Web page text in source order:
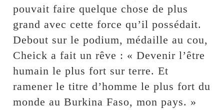
pouvait faire quelque chose de plus
grand avec cette force qu’il possédait.
Debout sur le podium, médaille au cou,
Cheick a fait un rêve : « Devenir l’être
humain le plus fort sur terre. Et
ramener le titre d’homme le plus fort du
monde au Burkina Faso, mon pays. »